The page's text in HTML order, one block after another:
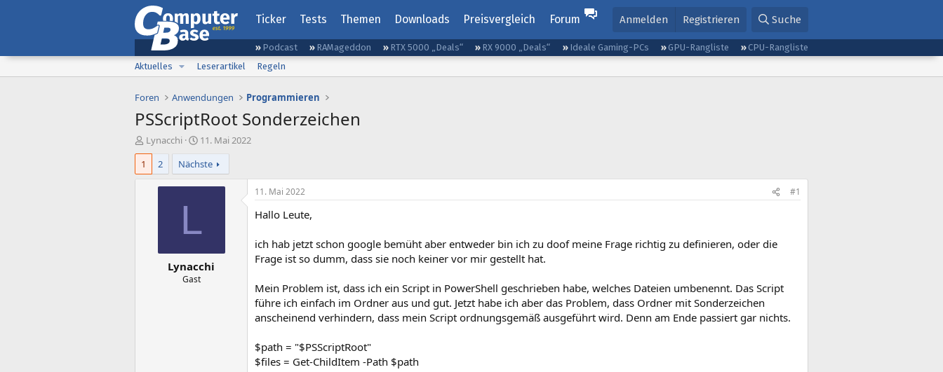
Ticker Tests Themen Downloads Preisvergleich Forum Anmelden Registrieren Suche
Podcast RAMageddon RTX 5000 „Deals“ RX 9000 „Deals“ Ideale Gaming-PCs GPU-Rangliste
CPU-Rangliste
Aktuelles
Leserartikel Regeln
Foren Anwendungen Programmieren
PSScriptRoot Sonderzeichen
E
r
t
Lynacchi
E
r
s
t
e
t
m
11. Mai 2022
1
2 Nächste
L
Lynacchi
Gast
11. Mai 2022 #1
Hallo Leute,
ich hab jetzt schon google bemüht aber entweder bin ich zu doof meine Frage richtig zu definieren, oder die
Frage ist so dumm, dass sie noch keiner vor mir gestellt hat.
Mein Problem ist, dass ich ein Script in PowerShell geschrieben habe, welches Dateien umbenennt. Das Script
führe ich einfach im Ordner aus und gut. Jetzt habe ich aber das Problem, dass Ordner mit Sonderzeichen
anscheinend verhindern, dass mein Script ordnungsgemäß ausgeführt wird. Denn am Ende passiert gar nichts.
$path = "$PSScriptRoot"
$files = Get-ChildItem -Path $path